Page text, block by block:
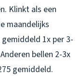
Klinkt als een
maandelijks
1x per 3-
bellen 2-3x
gemiddeld.